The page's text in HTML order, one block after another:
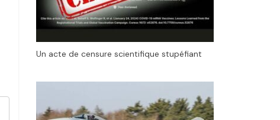
Un acte de censure scientifique stupéfiant